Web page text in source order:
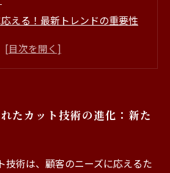
える！最新トレンドの重要性
き出すカット技術：髪質と顔型
具体例
最新カット技術の解説
繋がる！美容室でのトレンド
たカット技術の進化：新た
技術は、顧客のニーズに応えるた